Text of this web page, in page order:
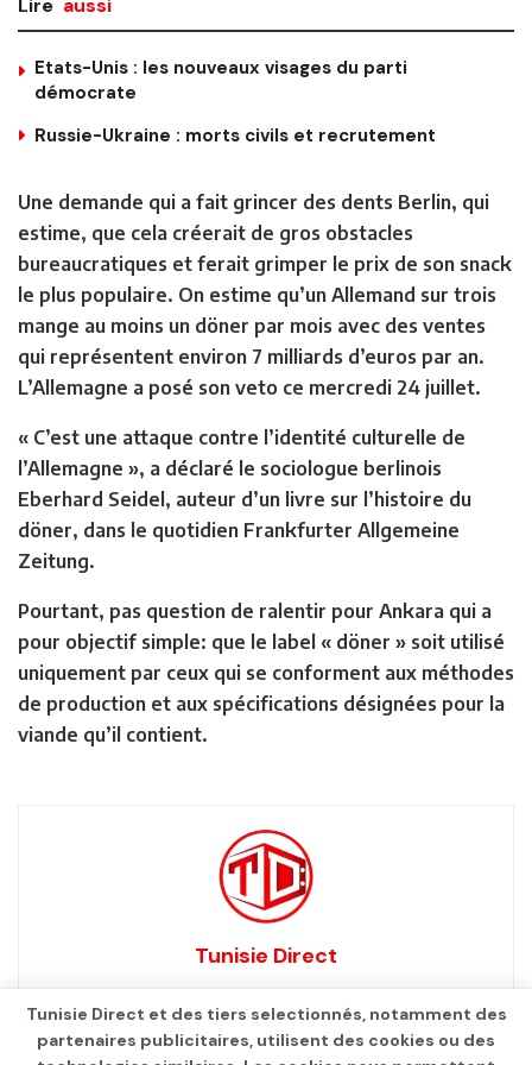
Lire aussi
Etats-Unis : les nouveaux visages du parti
démocrate
Russie-Ukraine : morts civils et recrutement
Une demande qui a fait grincer des dents Berlin, qui
estime, que cela créerait de gros obstacles
bureaucratiques et ferait grimper le prix de son snack
le plus populaire. On estime qu’un Allemand sur trois
mange au moins un döner par mois avec des ventes
qui représentent environ 7 milliards d’euros par an.
L’Allemagne a posé son veto ce mercredi 24 juillet.
« C’est une attaque contre l’identité culturelle de
l’Allemagne », a déclaré le sociologue berlinois
Eberhard Seidel, auteur d’un livre sur l’histoire du
döner, dans le quotidien Frankfurter Allgemeine
Zeitung.
Pourtant, pas question de ralentir pour Ankara qui a
pour objectif simple: que le label « döner » soit utilisé
uniquement par ceux qui se conforment aux méthodes
de production et aux spécifications désignées pour la
viande qu’il contient.
Tunisie Direct
Tunisie Direct et des tiers selectionnés, notamment des
partenaires publicitaires, utilisent des cookies ou des